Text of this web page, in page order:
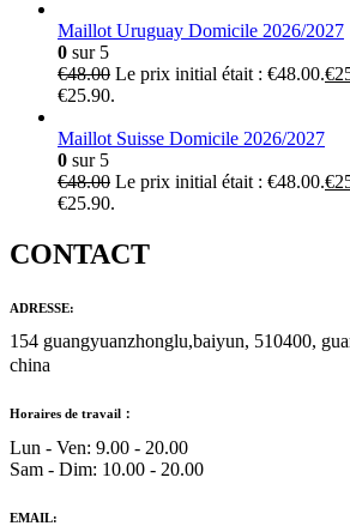
Maillot Uruguay Domicile 2026/2027
0 sur 5
€48.00 Le prix initial était : €48.00.€
€25.90.
Maillot Suisse Domicile 2026/2027
0 sur 5
€48.00 Le prix initial était : €48.00.€
€25.90.
CONTACT
ADRESSE:
154 guangyuanzhonglu,baiyun, 510400,
china
Horaires de travail：
Lun - Ven: 9.00 - 20.00
Sam - Dim: 10.00 - 20.00
EMAIL: